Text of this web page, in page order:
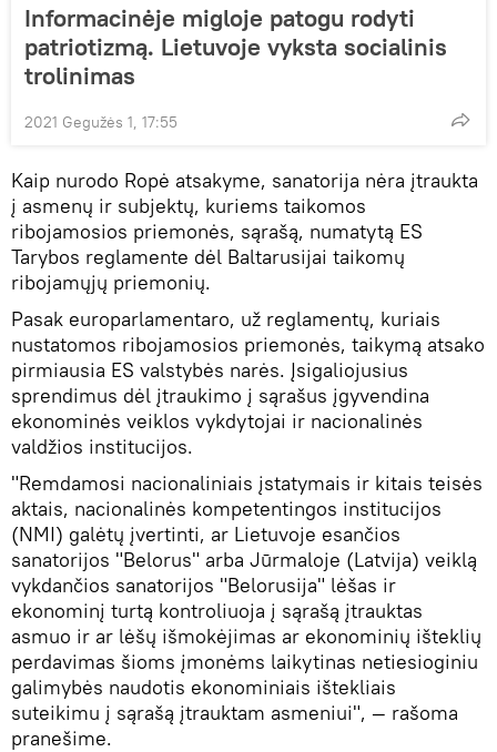
Informacinėje migloje patogu rodyti
patriotizmą. Lietuvoje vyksta socialinis
trolinimas
2021 Gegužės 1, 17:55
Kaip nurodo Ropė atsakyme, sanatorija nėra įtraukta
į asmenų ir subjektų, kuriems taikomos
ribojamosios priemonės, sąrašą, numatytą ES
Tarybos reglamente dėl Baltarusijai taikomų
ribojamųjų priemonių.
Pasak europarlamentaro, už reglamentų, kuriais
nustatomos ribojamosios priemonės, taikymą atsako
pirmiausia ES valstybės narės. Įsigaliojusius
sprendimus dėl įtraukimo į sąrašus įgyvendina
ekonominės veiklos vykdytojai ir nacionalinės
valdžios institucijos.
"Remdamosi nacionaliniais įstatymais ir kitais teisės
aktais, nacionalinės kompetentingos institucijos
(NMI) galėtų įvertinti, ar Lietuvoje esančios
sanatorijos "Belorus" arba Jūrmaloje (Latvija) veiklą
vykdančios sanatorijos "Belorusija" lėšas ir
ekonominį turtą kontroliuoja į sąrašą įtrauktas
asmuo ir ar lėšų išmokėjimas ar ekonominių išteklių
perdavimas šioms įmonėms laikytinas netiesioginiu
galimybės naudotis ekonominiais ištekliais
suteikimu į sąrašą įtrauktam asmeniui", — rašoma
pranešime.